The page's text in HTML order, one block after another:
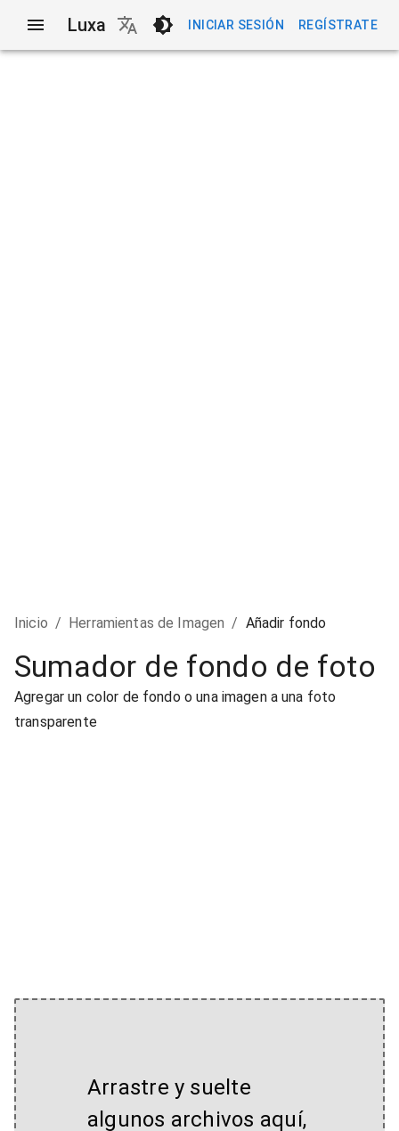
Luxa INICIAR SESIÓN REGÍSTRATE
Inicio / Herramientas de Imagen / Añadir fondo
Sumador de fondo de foto
Agregar un color de fondo o una imagen a una foto
transparente
Arrastre y suelte
algunos archivos aquí,